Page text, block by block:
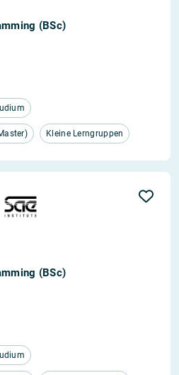
(BSc)
Kleine Lerngruppen
(BSc)